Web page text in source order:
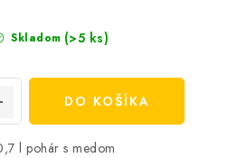
Skladom (>5 ks)
DO KOŠÍKA
l pohár s medom